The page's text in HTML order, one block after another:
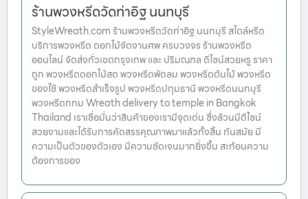
ร้านพวงหรีดวัดท่าอิฐ นนทบุรี
StyleWreath.com ร้านพวงหรีดวัดท่าอิฐ นนทบุรี สไตล์หรีด
บริการพวงหรีด ดอกไม้จัดงานศพ ครบวงจร ร้านพวงหรีด
ออนไลน์ จัดส่งทั่วเขตกรุงเทพ และ ปริมณฑล ดีไซน์สวยหรู ราคา
ถูก พวงหรีดดอกไม้สด พวงหรีดพัดลม พวงหรีดต้นไม้ พวงหรีด
ของใช้ พวงหรีดสำเร็จรูป พวงหรีดปทุมธานี พวงหรีดนนทบุรี
พวงหรีดกทม Wreath delivery to temple in Bangkok
Thailand เราเชื่อมั่นว่าสินค้าของเรามีจุดเด่น ซึ่งล้วนมีดีไซน์
สวยงามและได้รับการคัดสรรคุณภาพมาแล้วทั้งสิ้น ทันสมัย มี
ความเป็นตัวของตัวเอง มีความชัดเจนมากยิ่งขึ้น สะท้อนความ
ต้องการของ